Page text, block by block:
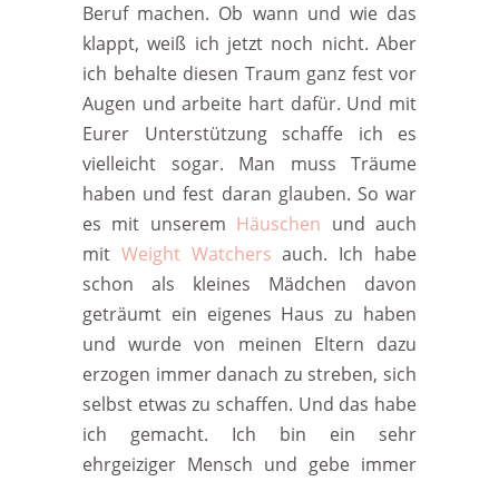
Beruf machen. Ob wann und wie das
klappt, weiß ich jetzt noch nicht. Aber
ich behalte diesen Traum ganz fest vor
Augen und arbeite hart dafür. Und mit
Eurer Unterstützung schaffe ich es
vielleicht sogar. Man muss Träume
haben und fest daran glauben. So war
es mit unserem Häuschen und auch
mit Weight Watchers auch. Ich habe
schon als kleines Mädchen davon
geträumt ein eigenes Haus zu haben
und wurde von meinen Eltern dazu
erzogen immer danach zu streben, sich
selbst etwas zu schaffen. Und das habe
ich gemacht. Ich bin ein sehr
ehrgeiziger Mensch und gebe immer